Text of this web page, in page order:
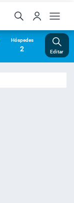
Hóspedes
2 Editar